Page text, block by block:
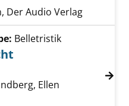
Der Audio Verlag
Das Unrecht anzeigen
Belletristik
Ellen